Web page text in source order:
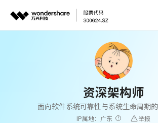
资深架构师
面向软件系统可靠性与系统生命周期
IP属地：广东 举报